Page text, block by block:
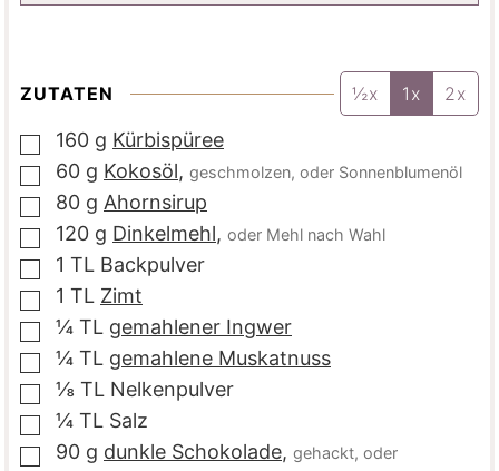
ZUTATEN ½x 1x 2x
▢
160 g Kürbispüree
▢
60 g Kokosöl, geschmolzen, oder Sonnenblumenöl
▢
80 g Ahornsirup
▢
120 g Dinkelmehl, oder Mehl nach Wahl
▢
1 TL Backpulver
▢
1 TL Zimt
▢
¼ TL gemahlener Ingwer
▢
¼ TL gemahlene Muskatnuss
▢
⅛ TL Nelkenpulver
▢
¼ TL Salz
▢
90 g dunkle Schokolade, gehackt, oder